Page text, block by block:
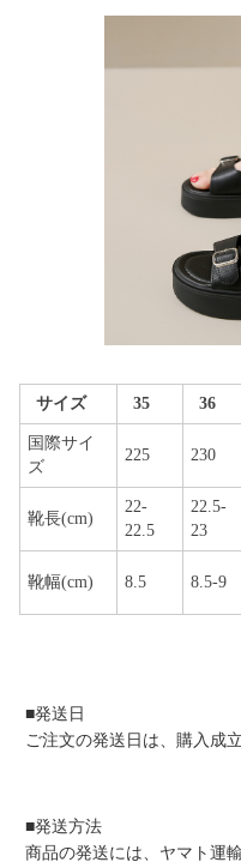
サイズ 35 36
国際サイ
ズ
225 230
靴長(cm)
22-
22.5
22.5-
23
靴幅(cm) 8.5 8.5-9
■発送日
ご注文の発送日は、購入成
■発送方法
商品の発送には、ヤマト運